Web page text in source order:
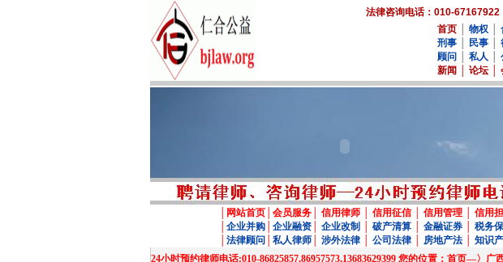
法律咨询电话：010-67167922
首页
物权
刑事
民事
顾问
私人
新闻
论坛
网站首页 会员服务 信用律师 信用征信 信用管理 信用
企业并购 企业融资 企业改制 破产清算 金融证券 税务
法律顾问 私人律师 涉外法律 公司法律 房地产法 知识
24小时预约律师电话:010-86825857,86957573,13683629399 您的位置：首页—〉